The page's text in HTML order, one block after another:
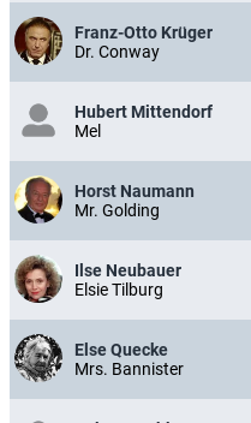
Franz-Otto Krüger
Dr. Conway
Hubert Mittendorf
Mel
Horst Naumann
Mr. Golding
Ilse Neubauer
Elsie Tilburg
Else Quecke
Mrs. Bannister